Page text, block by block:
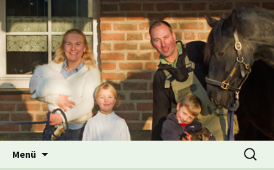
Bauer Bachhausen –
Landwirtschaftlicher Betrieb
– Hofladen – Reitanlage
Bauer Bachhausen – Landwirtschaftlicher
Betrieb – Hofladen – Reitanlage
Menü
Suchen
nach: